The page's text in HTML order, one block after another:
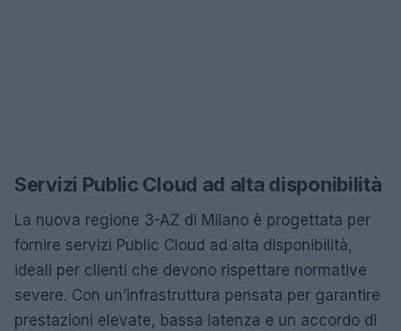
Servizi Public Cloud ad alta disponibilità
La nuova regione 3-AZ di Milano è progettata per
fornire servizi Public Cloud ad alta disponibilità,
ideali per clienti che devono rispettare normative
severe. Con un’infrastruttura pensata per garantire
prestazioni elevate, bassa latenza e un accordo di